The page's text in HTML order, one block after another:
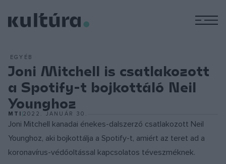
EGYÉB
Joni Mitchell is csatlakozott
a Spotify-t bojkottáló Neil
Younghoz
MTI 2022. JANUÁR 30.
Joni Mitchell kanadai énekes-dalszerző csatlakozott Neil
Younghoz, aki bojkottálja a Spotify-t, amiért az teret ad a
koronavírus-védőoltással kapcsolatos téveszméknek.